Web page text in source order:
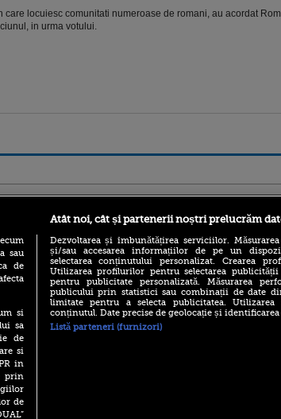
care locuiesc comunitati numeroase de romani, au acordat
in urma votului.
(P) Descoperă Lumea
Evenimentelor din România
sau
de
si
sa
de
si
in
prin
de
Atât noi, cât și partenerii noștri prelucrăm
Dezvoltarea și îmbunătățirea serviciilor.
și/sau accesarea informațiilor de pe un
selectarea conținutului personalizat. Crearea
Utilizarea profilurilor pentru selectarea
pentru publicitate personalizată. Măsurarea
publicului prin statistici sau combinații de date
limitate pentru a selecta publicitatea.
conținutul. Date precise de geolocație și
Listă parteneri (furnizori)